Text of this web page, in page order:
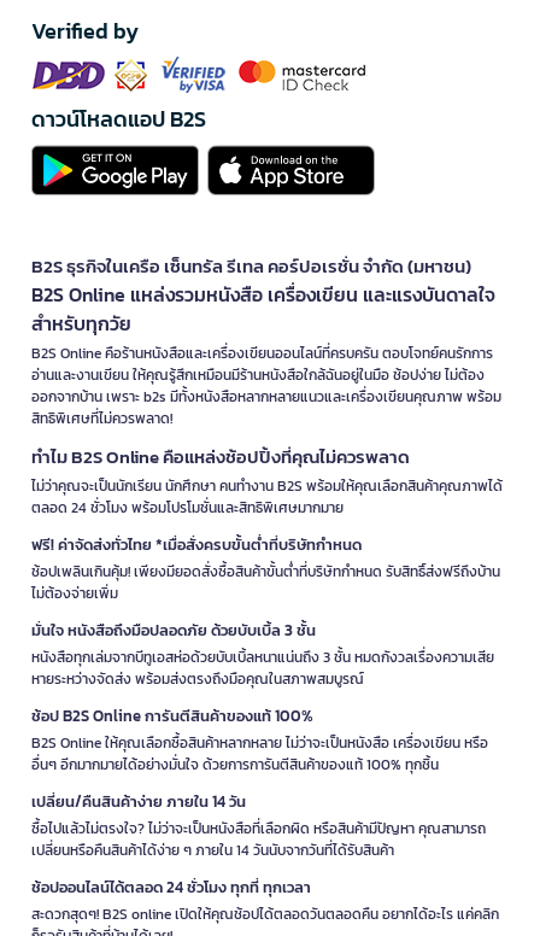
Verified by
ดาวน์โหลดแอป B2S
B2S ธุรกิจในเครือ เซ็นทรัล รีเทล คอร์ปอเรชั่น จำกัด (มหาชน)
B2S Online แหล่งรวมหนังสือ เครื่องเขียน และแรงบันดาลใจ
สำหรับทุกวัย
B2S Online คือร้านหนังสือและเครื่องเขียนออนไลน์ที่ครบครัน ตอบโจทย์คนรักการ
อ่านและงานเขียน ให้คุณรู้สึกเหมือนมีร้านหนังสือใกล้ฉันอยู่ในมือ ช้อปง่าย ไม่ต้อง
ออกจากบ้าน เพราะ b2s มีทั้งหนังสือหลากหลายแนวและเครื่องเขียนคุณภาพ พร้อม
สิทธิพิเศษที่ไม่ควรพลาด!
ทำไม B2S Online คือแหล่งช้อปปิ้งที่คุณไม่ควรพลาด
ไม่ว่าคุณจะเป็นนักเรียน นักศึกษา คนทำงาน B2S พร้อมให้คุณเลือกสินค้าคุณภาพได้
ตลอด 24 ชั่วโมง พร้อมโปรโมชั่นและสิทธิพิเศษมากมาย
ฟรี! ค่าจัดส่งทั่วไทย *เมื่อสั่งครบขั้นต่ำที่บริษัทกำหนด
ช้อปเพลินเกินคุ้ม! เพียงมียอดสั่งซื้อสินค้าขั้นต่ำที่บริษัทกำหนด รับสิทธิ์ส่งฟรีถึงบ้าน
ไม่ต้องจ่ายเพิ่ม
มั่นใจ หนังสือถึงมือปลอดภัย ด้วยบับเบิ้ล 3 ชั้น
หนังสือทุกเล่มจากบีทูเอสห่อด้วยบับเบิ้ลหนาแน่นถึง 3 ชั้น หมดกังวลเรื่องความเสีย
หายระหว่างจัดส่ง พร้อมส่งตรงถึงมือคุณในสภาพสมบูรณ์
ช้อป B2S Online การันตีสินค้าของแท้ 100%
B2S Online ให้คุณเลือกซื้อสินค้าหลากหลาย ไม่ว่าจะเป็นหนังสือ เครื่องเขียน หรือ
อื่นๆ อีกมากมายได้อย่างมั่นใจ ด้วยการการันตีสินค้าของแท้ 100% ทุกชิ้น
เปลี่ยน/คืนสินค้าง่าย ภายใน 14 วัน
ซื้อไปแล้วไม่ตรงใจ? ไม่ว่าจะเป็นหนังสือที่เลือกผิด หรือสินค้ามีปัญหา คุณสามารถ
เปลี่ยนหรือคืนสินค้าได้ง่าย ๆ ภายใน 14 วันนับจากวันที่ได้รับสินค้า
ช้อปออนไลน์ได้ตลอด 24 ชั่วโมง ทุกที่ ทุกเวลา
สะดวกสุดๆ! B2S online เปิดให้คุณช้อปได้ตลอดวันตลอดคืน อยากได้อะไร แค่คลิก